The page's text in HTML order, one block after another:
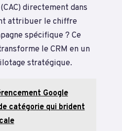
directement dans
attribuer le chiffre
spécifique ? Ce
le CRM en un
stratégique.
Google
catégorie qui brident